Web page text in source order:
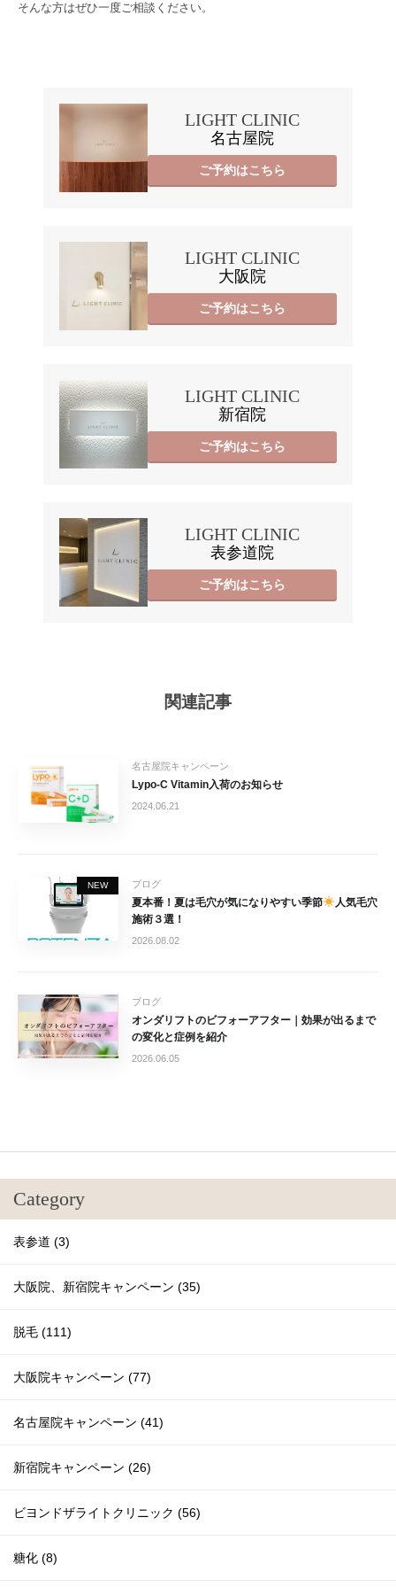
そんな方はぜひ一度ご相談ください。
LIGHT CLINIC
名古屋院
ご予約はこちら
LIGHT CLINIC
大阪院
ご予約はこちら
LIGHT CLINIC
新宿院
ご予約はこちら
LIGHT CLINIC
表参道院
ご予約はこちら
関連記事
名古屋院キャンペーン
Lypo-C Vitamin入荷のお知らせ
2024.06.21
NEW ブログ
夏本番！夏は毛穴が気になりやすい季節
人気毛穴
施術３選！
2026.08.02
ブログ
オンダリフトのビフォーアフター｜効果が出るまで
の変化と症例を紹介
2026.06.05
Category
表参道 (3)
大阪院、新宿院キャンペーン (35)
脱毛 (111)
大阪院キャンペーン (77)
名古屋院キャンペーン (41)
新宿院キャンペーン (26)
ビヨンドザライトクリニック (56)
糖化 (8)